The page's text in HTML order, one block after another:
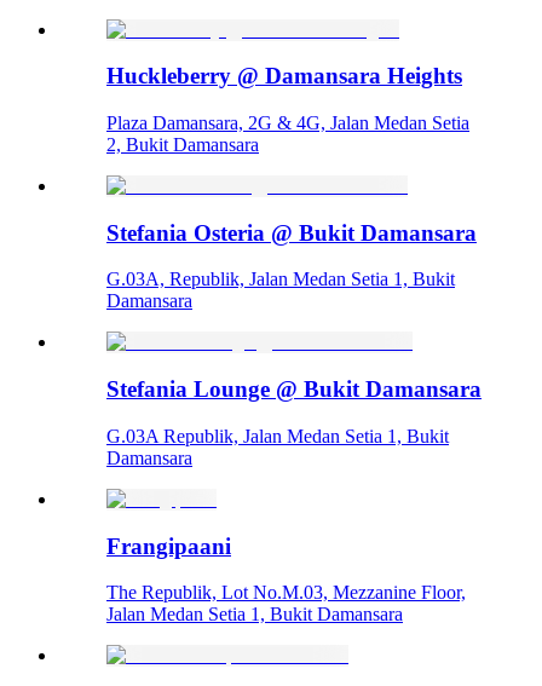
Huckleberry @ Damansara Heights
Plaza Damansara, 2G & 4G, Jalan Medan Setia
2, Bukit Damansara
Stefania Osteria @ Bukit Damansara
G.03A, Republik, Jalan Medan Setia 1, Bukit
Damansara
Stefania Lounge @ Bukit Damansara
G.03A Republik, Jalan Medan Setia 1, Bukit
Damansara
Frangipaani
The Republik, Lot No.M.03, Mezzanine Floor,
Jalan Medan Setia 1, Bukit Damansara